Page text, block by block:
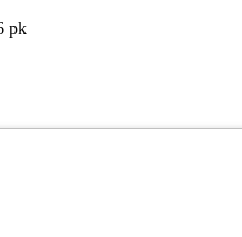
pk